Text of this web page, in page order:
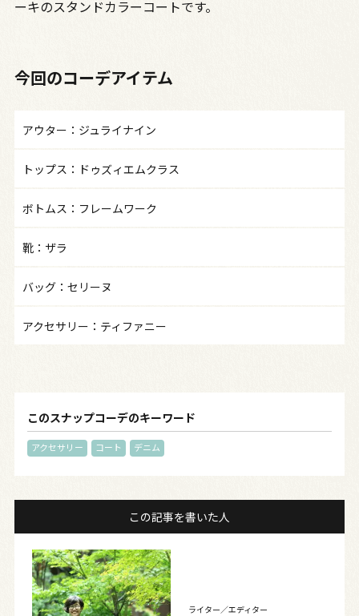
ーキのスタンドカラーコートです。
今回のコーデアイテム
アウター：ジュライナイン
トップス：ドゥズィエムクラス
ボトムス：フレームワーク
靴：ザラ
バッグ：セリーヌ
アクセサリー：ティファニー
このスナップコーデのキーワード
アクセサリー コート デニム
この記事を書いた人
ライター／エディター